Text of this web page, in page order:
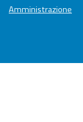
Amministrazione